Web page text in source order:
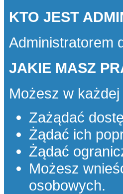
KTO JEST
Administratorem
JAKIE MASZ
Możesz w każdej
Zażądać
Żądać ich
Żądać
Możesz
osobowych.